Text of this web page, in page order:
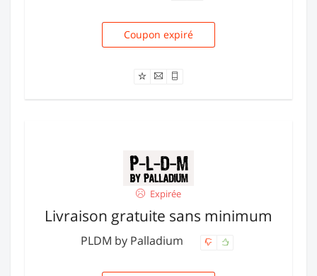
bottines20fr
Coupon expiré
Expirée
Livraison gratuite sans minimum
PLDM by Palladium